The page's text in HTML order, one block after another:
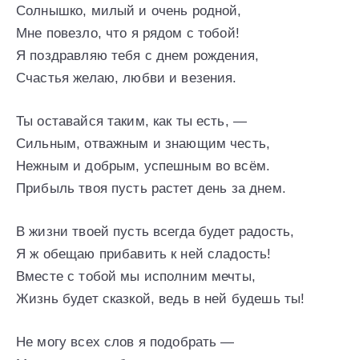
Солнышко, милый и очень родной,
Мне повезло, что я рядом с тобой!
Я поздравляю тебя с днем рождения,
Счастья желаю, любви и везения.
Ты оставайся таким, как ты есть, —
Сильным, отважным и знающим честь,
Нежным и добрым, успешным во всём.
Прибыль твоя пусть растет день за днем.
В жизни твоей пусть всегда будет радость,
Я ж обещаю прибавить к ней сладость!
Вместе с тобой мы исполним мечты,
Жизнь будет сказкой, ведь в ней будешь ты!
Не могу всех слов я подобрать —